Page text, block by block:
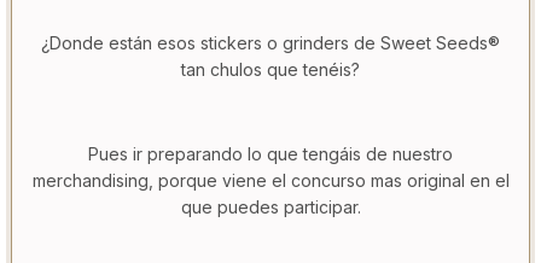
¿Donde están esos stickers o grinders de Sweet Seeds®
tan chulos que tenéis?
Pues ir preparando lo que tengáis de nuestro
merchandising, porque viene el concurso mas original en el
que puedes participar.